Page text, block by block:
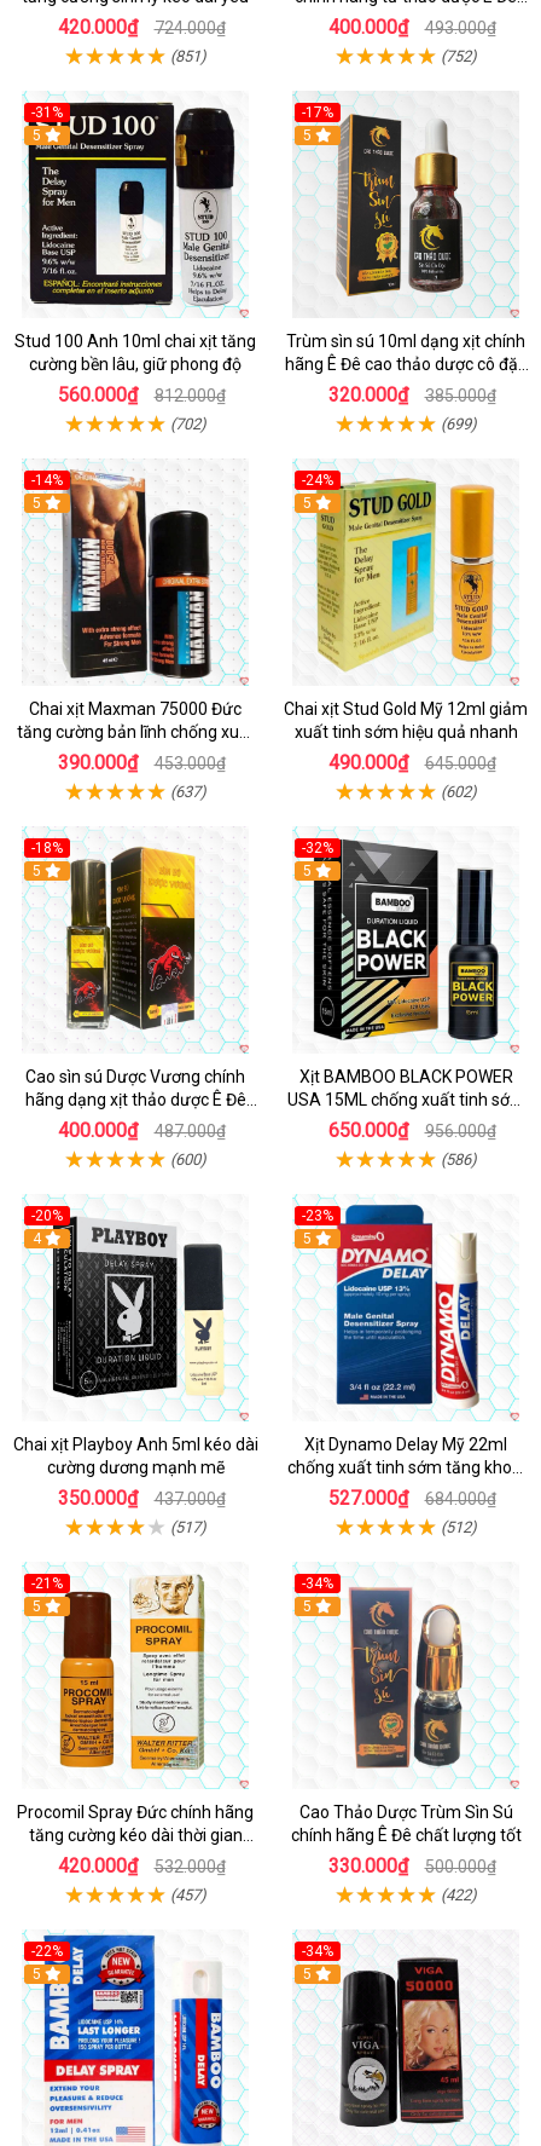
420.000₫ 724.000₫
(851)
Việt Nam
400.000₫ 493.000₫
(752)
-31%
5
Stud 100 Anh 10ml chai xịt tăng
cường bền lâu, giữ phong độ
560.000₫ 812.000₫
(702)
-17%
5
Trùm sìn sú 10ml dạng xịt chính
hãng Ê Đê cao thảo dược cô đặc
hiệu quả nhất
320.000₫ 385.000₫
(699)
-14%
5
Chai xịt Maxman 75000 Đức
tăng cường bản lĩnh chống xuất
tinh sớm
390.000₫ 453.000₫
(637)
-24%
5
Chai xịt Stud Gold Mỹ 12ml giảm
xuất tinh sớm hiệu quả nhanh
490.000₫ 645.000₫
(602)
-18%
5
Cao sìn sú Dược Vương chính
hãng dạng xịt thảo dược Ê Đê
Tây Nguyên
400.000₫ 487.000₫
(600)
-32%
5
Xịt BAMBOO BLACK POWER
USA 15ML chống xuất tinh sớm
hiệu quả
650.000₫ 956.000₫
(586)
-20%
Hot
4
Chai xịt Playboy Anh 5ml kéo dài
cường dương mạnh mẽ
350.000₫ 437.000₫
(517)
-23%
5
Xịt Dynamo Delay Mỹ 22ml
chống xuất tinh sớm tăng khoái
cảm
527.000₫ 684.000₫
(512)
-21%
5
Procomil Spray Đức chính hãng
tăng cường kéo dài thời gian
hiệu quả
420.000₫ 532.000₫
(457)
-34%
5
Cao Thảo Dược Trùm Sìn Sú
chính hãng Ê Đê chất lượng tốt
330.000₫ 500.000₫
(422)
-22%
5
-34%
5